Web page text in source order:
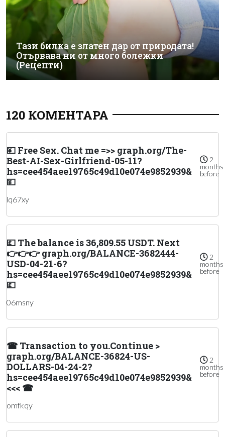
Тази билка е златен дар от природата!
Отървава ни от много болежки
(Рецепти)
120 КОМЕНТАРА
💴 Free Sex. Chat me =>> graph.org/The-
Best-AI-Sex-Girlfriend-05-11?
hs=cee454aee19765c49d10e074e9852939&
💴
2
months
before
lq67xy
💷 The balance is 36,809.55 USDT. Next
👉👉👉 graph.org/BALANCE-3682444-
USD-04-21-6?
hs=cee454aee19765c49d10e074e9852939&
💷
2
months
before
06msny
☎ Transaction to you.Continue >
graph.org/BALANCE-36824-US-
DOLLARS-04-24-2?
hs=cee454aee19765c49d10e074e9852939&
<<< ☎
2
months
before
omfkqy